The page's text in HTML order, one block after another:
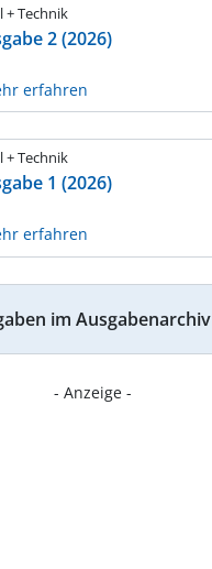
+ Technik
2 (2026)
erfahren
+ Technik
1 (2026)
erfahren
im Ausgabenarchiv
- Anzeige -